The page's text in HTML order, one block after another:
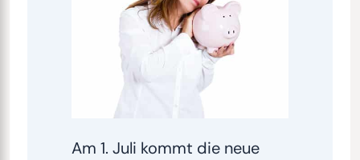
Am 1. Juli kommt die neue